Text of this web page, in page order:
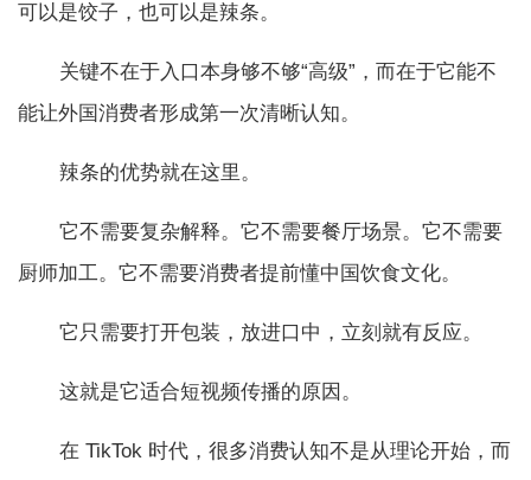
可以是饺子，也可以是辣条。
关键不在于入口本身够不够“高级”，而在于它能不
能让外国消费者形成第一次清晰认知。
辣条的优势就在这里。
它不需要复杂解释。它不需要餐厅场景。它不需要
厨师加工。它不需要消费者提前懂中国饮食文化。
它只需要打开包装，放进口中，立刻就有反应。
这就是它适合短视频传播的原因。
在 TikTok 时代，很多消费认知不是从理论开始，而